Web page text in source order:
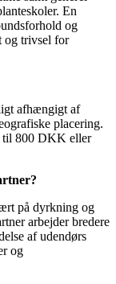
En
og
og trivsel for
afhængigt af
placering.
til 800 DKK eller
på dyrkning og
arbejder bredere
af udendørs
og